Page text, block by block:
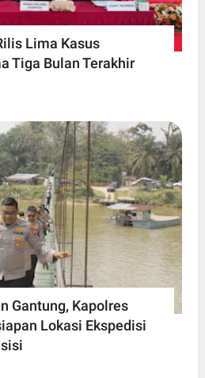
Lima Kasus
Tiga Bulan Terakhir
Gantung, Kapolres
Lokasi Ekspedisi